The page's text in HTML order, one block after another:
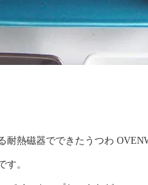
耐熱磁器でできたうつわ
す。